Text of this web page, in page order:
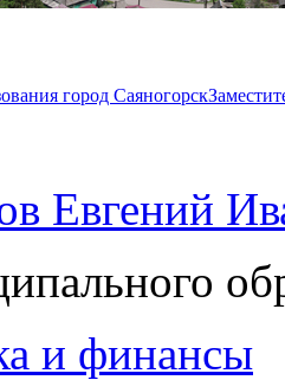
город Саяногорск
Евгений
и финансы